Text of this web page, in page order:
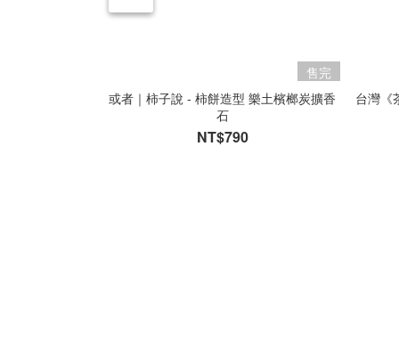
售完
或者｜柿子說 - 柿餅造型 樂土檳榔炭擴香
石
NT$790
台灣《